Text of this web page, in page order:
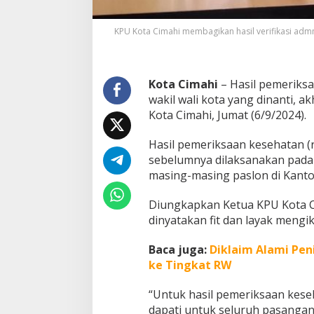
P
i
l
a
2
0
K
o
t
C
i
m
h
i
KPU Kota Cimahi membagikan hasil verifikasi
Kota Cimahi – Hasil
wakil wali kota yang dinanti,
Kota Cimahi, Jumat (6/9/2024).
Hasil pemeriksaan kesehatan
sebelumnya dilaksanakan
masing-masing paslon di
Diungkapkan Ketua KPU Kota
dinyatakan fit dan layak
Baca juga: Diklaim Alami
ke Tingkat RW
“Untuk hasil pemeriksaan
dapati untuk seluruh